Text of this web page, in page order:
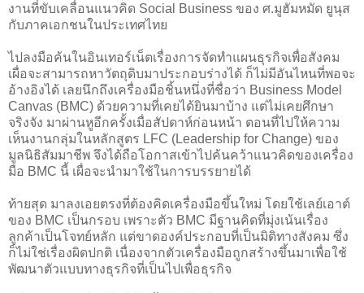
งานที่ขับเคลื่อนแนวคิด Social Business ของ ศ.มูฮัมหมัด ยูนุส
กับภาคเอกชนในประเทศไทย
ไปลงมือค้นในอินเทอร์เน็ตเรื่องการจัดทำแผนธุรกิจเพื่อสังคม
เผื่อจะสามารถหาวัตถุดิบมาประกอบร่างได้ ก็ไม่มีอันไหนที่พอจะ
อ้างอิงได้ เลยนึกถึงเครื่องมือชิ้นหนึ่งที่ชื่อว่า Business Model
Canvas (BMC) ด้วยความที่เคยได้ยินมาบ้าง แต่ไม่เคยศึกษา
จริงจัง มาผ่านหูอีกครั้งเมื่อสัปดาห์ก่อนหน้า ตอนที่ไปให้ความ
เห็นงานกลุ่มในหลักสูตร LFC (Leadership for Change) ของ
มูลนิธิสัมมาชีพ จึงได้ถือโอกาสเข้าไปค้นคว้าแนวคิดของเครื่อง
มือ BMC นี้ เผื่อจะนำมาใช้ในการบรรยายได้
ท้ายสุด มาลงเอยตรงที่ต้องคิดเครื่องมือขึ้นใหม่ โดยใช้เลย์เอาต์
ของ BMC เป็นกรอบ เพราะตัว BMC มีฐานคิดที่มุ่งเน้นเรื่อง
ลูกค้าเป็นโจทย์หลัก แต่ขาดองค์ประกอบที่เป็นมิติทางสังคม ซึ่ง
ก็ไม่ใช่เรื่องผิดปกติ เนื่องจากตัวเครื่องมือถูกสร้างขึ้นมาเพื่อใช้
พัฒนาตัวแบบทางธุรกิจที่เป็นไปเพื่อธุรกิจ